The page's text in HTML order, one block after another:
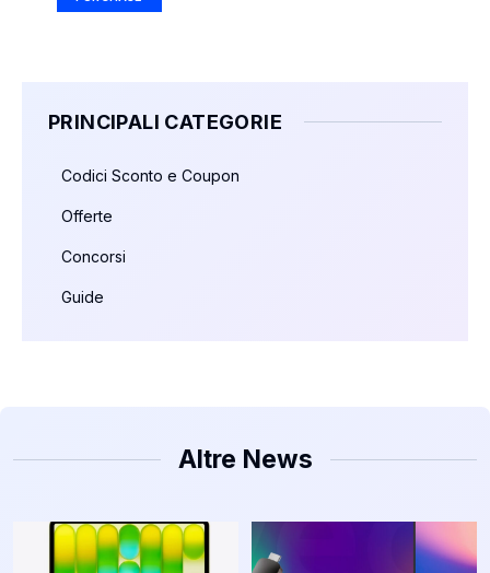
PRINCIPALI CATEGORIE
Codici Sconto e Coupon
Offerte
Concorsi
Guide
Altre News